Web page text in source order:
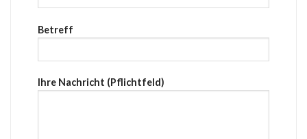
Betreff
Ihre Nachricht (Pflichtfeld)